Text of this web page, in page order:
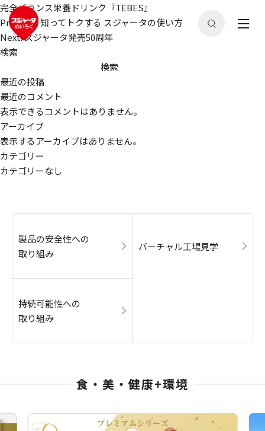
完全バランス栄養ドリンク『TEBES』
投
稿
ナ
ゲ
ー
シ
ョ
ン
Previous:知ってトクする スジャータの使い方
Next:スジャータ発売50周年
検索
検索
最近の投稿
最近のコメント
表示できるコメントはありません。
アーカイブ
表示するアーカイブはありません。
カテゴリー
カテゴリーなし
製品の安全性への
取り組み
バーチャル工場見学
持続可能性への
取り組み
食・美・健康+環境